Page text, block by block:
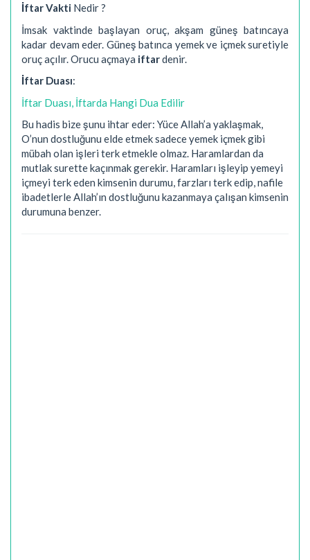
İftar Vakti Nedir ?
İmsak vaktinde başlayan oruç, akşam güneş batıncaya
kadar devam eder. Güneş batınca yemek ve içmek suretiyle
oruç açılır. Orucu açmaya iftardenir.
İftar Duası:
İftar Duası, İftarda Hangi Dua Edilir
Bu hadis bize şunu ihtar eder: Yüce Allah’a yaklaşmak,
O’nun dostluğunu elde etmek sadece yemek içmek gibi
mübah olan işleri terk etmekle olmaz. Haramlardan da
mutlak surette kaçınmak gerekir. Haramları işleyip yemeyi
içmeyi terk eden kimsenin durumu, farzları terk edip, nafile
ibadetlerle Allah’ın dostluğunu kazanmaya çalışan kimsenin
durumuna benzer.